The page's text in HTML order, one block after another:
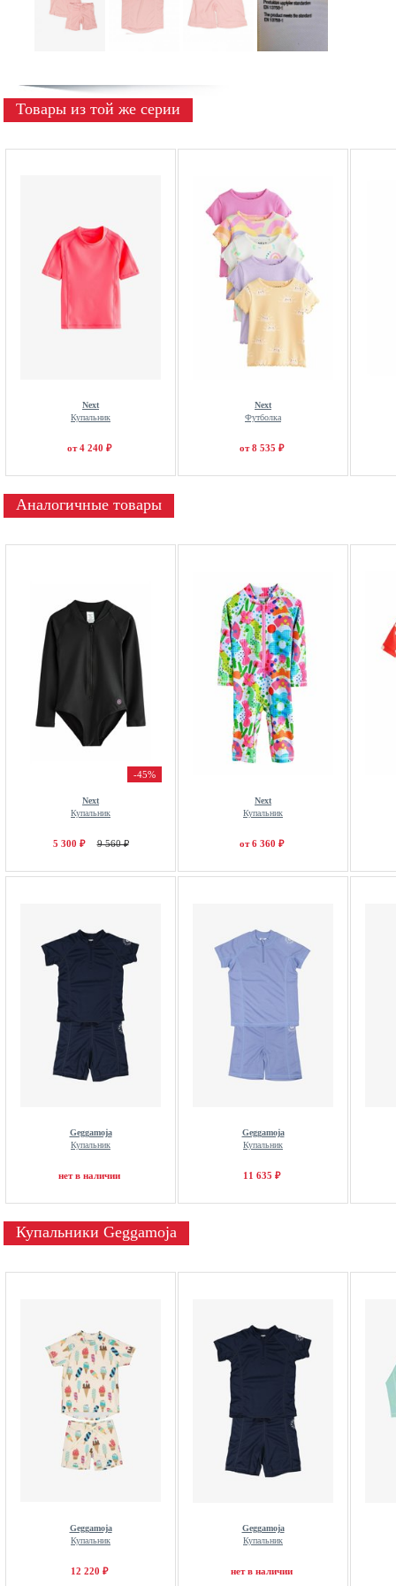
Товары из той же серии
Next
Купальник
от 4 240 ₽
Next
Футболка
от 8 535 ₽
Аналогичные товары
-45%
Next
Купальник
5 300 ₽ 9 560 ₽
Next
Купальник
от 6 360 ₽
Geggamoja
Купальник
нет в наличии
Geggamoja
Купальник
11 635 ₽
Купальники Geggamoja
Geggamoja
Купальник
12 220 ₽
Geggamoja
Купальник
нет в наличии